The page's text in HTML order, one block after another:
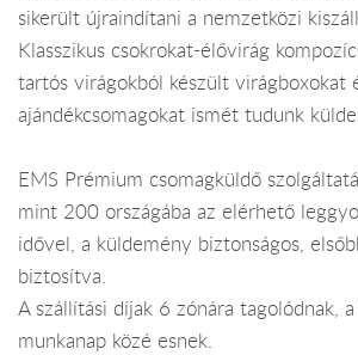
sikerült újraindítani a nemzetközi
Klasszikus csokrokat-élővirág
tartós virágokból készült virágboxokat
ajándékcsomagokat ismét tudunk
EMS Prémium csomagküldő
mint 200 országába az elérhető
idővel, a küldemény biztonságos,
biztosítva.
A szállítási díjak 6 zónára tagolódnak,
munkanap közé esnek.